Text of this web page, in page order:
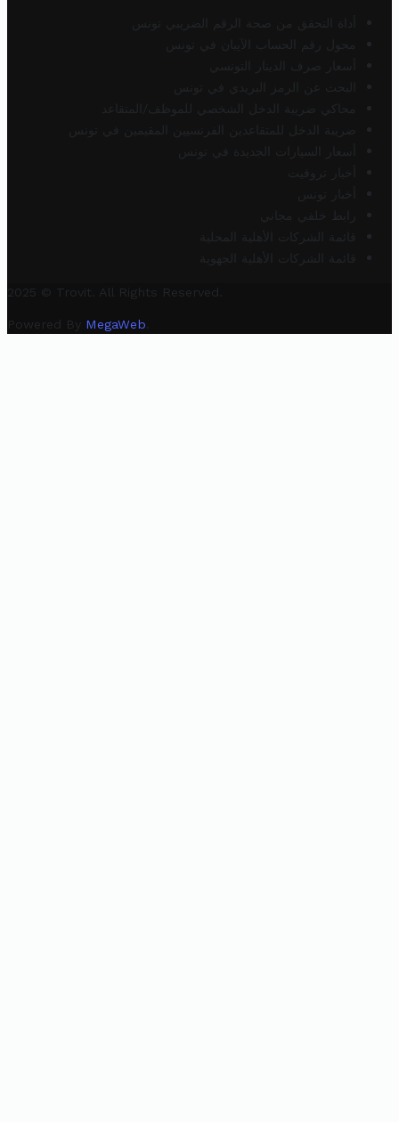
أداة التحقق من صحة الرقم الضريبي تونس
محول رقم الحساب الآيبان في تونس
أسعار صرف الدينار التونسي
البحث عن الرمز البريدي في تونس
محاكي ضريبة الدخل الشخصي للموظف/المتقاعد
ضريبة الدخل للمتقاعدين الفرنسيين المقيمين في تونس
أسعار السيارات الجديدة في تونس
أخبار تروفيت
أخبار تونس
رابط خلفي مجاني
قائمة الشركات الأهلية المحلية
قائمة الشركات الأهلية الجهوية
2025 © Trovit. All Rights Reserved.
Powered By MegaWeb